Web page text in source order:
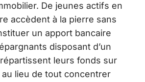
De jeunes actifs en
accèdent à la pierre sans
un apport bancaire
disposant d’un
leurs fonds sur
lieu de tout concentrer